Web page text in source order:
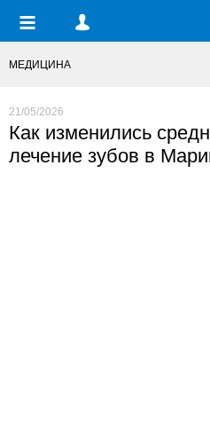
МЕДИЦИНА
21/05/2026
Как изменились
лечение зубов в